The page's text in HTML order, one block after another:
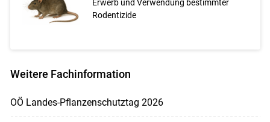
Erwerb und Verwendung bestimmter
Rodentizide
Weitere Fachinformation
OÖ Landes-Pflanzenschutztag 2026